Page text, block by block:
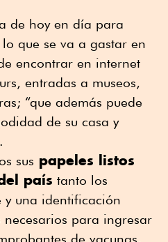
de hoy en día para
que se va a gastar en
encontrar en internet
entradas a museos,
“que además puede
de su casa y
sus papeles listos
país tanto los
y una identificación
para ingresar
de vacunas,